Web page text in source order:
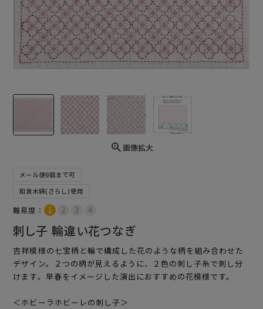
画像拡大
メール便6個まで可
和泉木綿(さらし)使用
難易度：
刺し子 輪違い花つなぎ
吉祥模様の七宝柄と輪で構成した花のような柄を組み合わせた
デザイン。２つの柄が見えるように、２色の刺し子糸で刺し分
けます。早春をイメージした演出におすすめの花模様です。
＜ホビーラホビーレの刺し子＞